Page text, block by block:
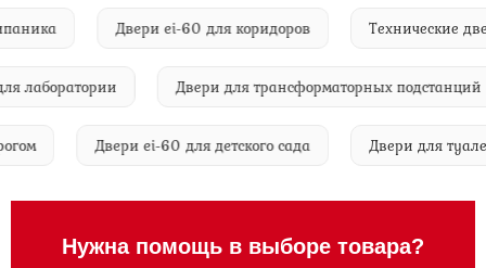
Двери ei-60 для коридоров
Двери для трансформаторных подстанций
Двери ei-60 для детского сада Двери для
Нужна помощь в выборе товара?